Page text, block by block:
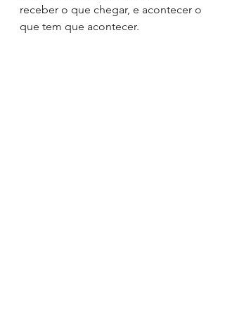
receber o que chegar, e acontecer o
que tem que acontecer.